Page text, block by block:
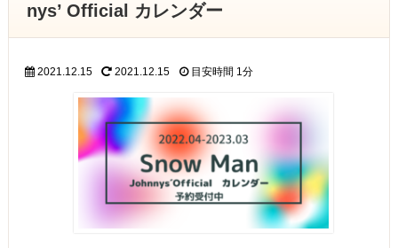
nys’ Official カレンダー
2021.12.15 2021.12.15 目安時間 1分